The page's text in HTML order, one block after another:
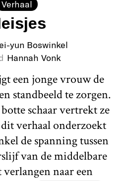
Verhaal
yun Boswinkel
Hannah Vonk
een jonge vrouw de
standbeeld te zorgen.
schaar vertrekt ze
verhaal onderzoekt
de spanning tussen
van de middelbare
verlangen naar een